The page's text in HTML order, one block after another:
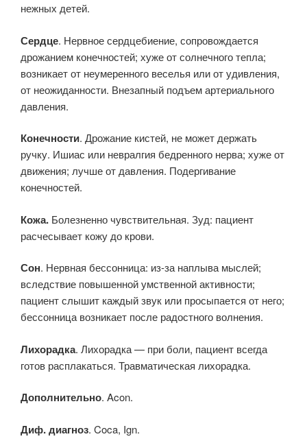
нежных детей.
Сердце. Нервное сердцебиение, сопровождается
дрожанием конечностей; хуже от солнечного тепла;
возникает от неумеренного веселья или от удивления,
от неожиданности. Внезапный подъем артериального
давления.
Конечности. Дрожание кистей, не может держать
ручку. Ишиас или невралгия бедренного нерва; хуже от
движения; лучше от давления. Подергивание
конечностей.
Кожа. Болезненно чувствительная. Зуд: пациент
расчесывает кожу до крови.
Сон. Нервная бессонница: из-за наплыва мыслей;
вследствие повышенной умственной активности;
пациент слышит каждый звук или просыпается от него;
бессонница возникает после радостного волнения.
Лихорадка. Лихорадка — при боли, пациент всегда
готов расплакаться. Травматическая лихорадка.
Дополнительно. Acon.
Диф. диагноз. Coca, Ign.